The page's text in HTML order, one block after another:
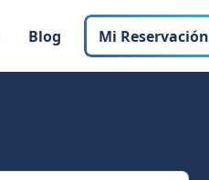
Blog Mi Reservación